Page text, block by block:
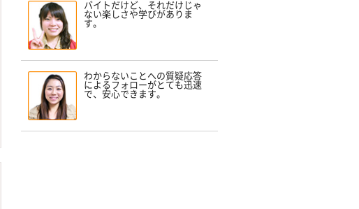
バイトだけど、それだけじゃ
ない楽しさや学びがありま
す。
わからないことへの質疑応答
によるフォローがとても迅速
で、安心できます。